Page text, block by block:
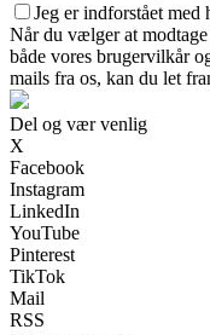
Jeg er indforstået med
Når du vælger at
både vores brugervilkår
mails fra os, kan du let
Del og vær venlig
X
Facebook
Instagram
LinkedIn
YouTube
Pinterest
TikTok
Mail
RSS